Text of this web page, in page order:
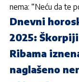
nema: “Neću da te
Dnevni
2025:
Ribama
naglašeno